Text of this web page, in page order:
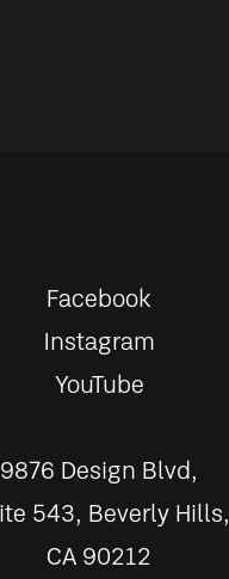
Facebook
Instagram
YouTube
9876 Design Blvd,
543, Beverly Hills,
CA 90212